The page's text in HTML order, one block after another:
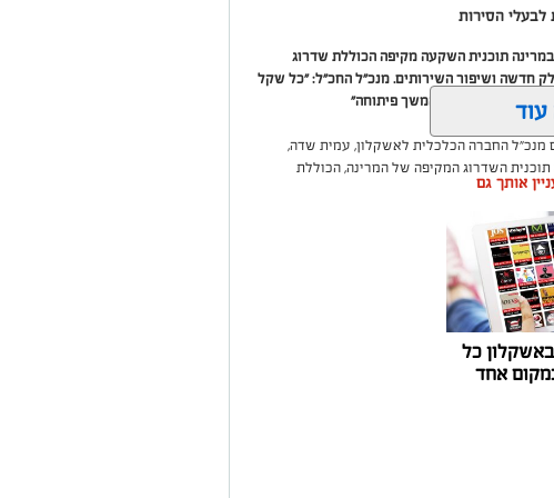
לבעלי הסירות
תוכנית השקעה מקיפה הכוללת שדרוג
חדשה ושיפור השירותים. מנכ"ל החכ"ל: "כל שקל
שיפור המרינה והמשך פיתוחה"
מנכ"ל החברה הכלכלית לאשקלון, עמית שדה,
השדרוג המקיפה של המרינה, הכוללת
לטובת ציבור בעלי הסירות.
ואליסף סדון, כי לאחר שלוש שנים שבהן דמי
במרינות אחרות, עלייה בעלויות התפעול ומתוך
עדכונים מינוריים בתעריפי העגינה. עוד
המרינה בעלת דמי העגינה ההוגנים
בשיפור התשתיות ובהרחבת השירותים
אותך גם
כל
אחד